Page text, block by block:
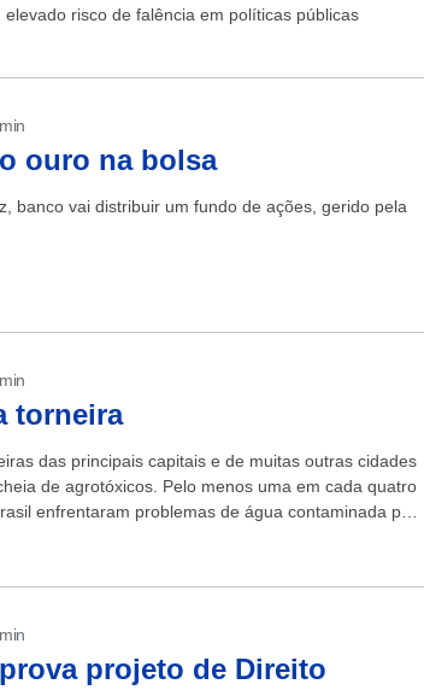
risco de falência em políticas públicas
ouro na bolsa
banco vai distribuir um fundo de ações, gerido pela
torneira
das principais capitais e de muitas outras cidades
de agrotóxicos. Pelo menos uma em cada quatro
enfrentaram problemas de água contaminada por
projeto de Direito